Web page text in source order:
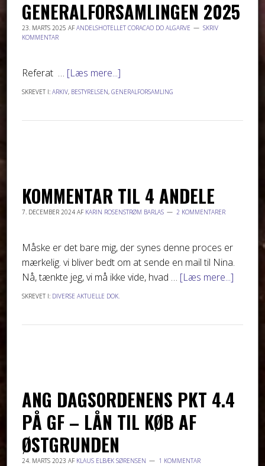
GENERALFORSAMLINGEN 2025
23. MARTS 2025 AFANDELSHOTELLET CORACAO DO ALGARVE
SKRIV
KOMMENTAR
Referat … [Læs mere...]
SKREVET I:ARKIV, BESTYRELSEN,GENERALFORSAMLING
KOMMENTAR TIL 4 ANDELE
7. DECEMBER 2024 AF KARIN ROSENSTRØM BARLAS 2 KOMMENTARER
Måske er det bare mig, der synes denne proces er
mærkelig. vi bliver bedt om at sende en mail til Nina.
Nå, tænkte jeg, vi må ikke vide, hvad … [Læs mere...]
SKREVET I: DIVERSE AKTUELLE DOK.
ANG DAGSORDENENS PKT 4.4
PÅ GF – LÅN TIL KØB AF
ØSTGRUNDEN
24. MARTS 2023 AF KLAUS ELBÆK SØRENSEN 1 KOMMENTAR